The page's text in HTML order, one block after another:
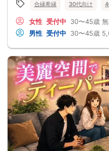
合縁希縁 30代向け
女性 受付中 30〜45歳
男性 受付中 30〜45歳